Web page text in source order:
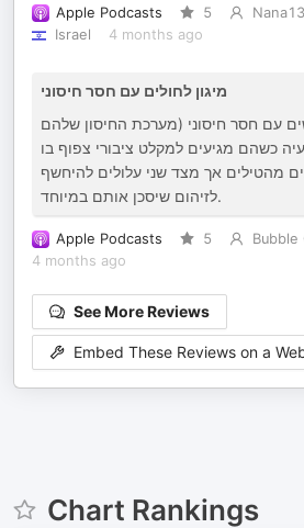
Apple Podcasts 5
Israel
4 months ago
מיגון לחולים עם חסר חיסוני
עם חסר חיסוני (מערכת החיסון שלהם
כשהם מגיעים למקלט ציבורי צפוף בו
מהטילים אך מצד שני עלולים להיחשף
לזיהום שיסכן אותם במיוחד.
Apple Podcasts 5 Bubble
4 months ago
See More Reviews
Embed These Reviews on a
Chart Rankings